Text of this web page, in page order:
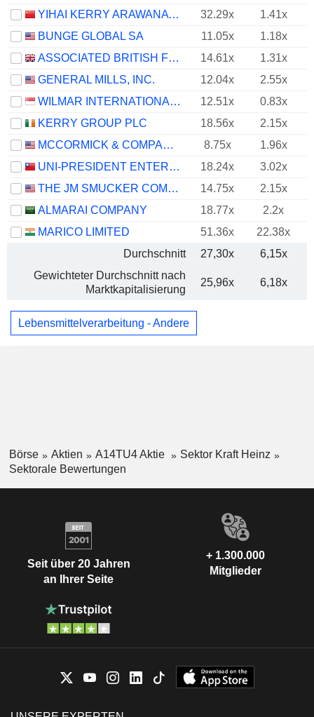
YIHAI KERRY ARAWANA HOLDINGS CO., LTD
32.29x
1.41x
BUNGE GLOBAL SA
11.05x
1.18x
ASSOCIATED BRITISH FOODS PLC
14.61x
1.31x
GENERAL MILLS, INC.
12.04x
2.55x
WILMAR INTERNATIONAL LIMITED
12.51x
0.83x
KERRY GROUP PLC
18.56x
2.15x
MCCORMICK & COMPANY, INCORPORATED
8.75x
1.96x
UNI-PRESIDENT ENTERPRISES CORP.
18.24x
3.02x
THE JM SMUCKER COMPANY
14.75x
2.15x
ALMARAI COMPANY
18.77x 2.2x
MARICO LIMITED
51.36x
22.38x
Durchschnitt
27,30x
6,15x
Gewichteter Durchschnitt nach
Marktkapitalisierung
25,96x 6,18x
Lebensmittelverarbeitung - Andere
Börse Aktien A14TU4 Aktie
Sektor Kraft Heinz
Sektorale Bewertungen
Seit über 20 Jahren
an Ihrer Seite
+ 1.300.000
Mitglieder